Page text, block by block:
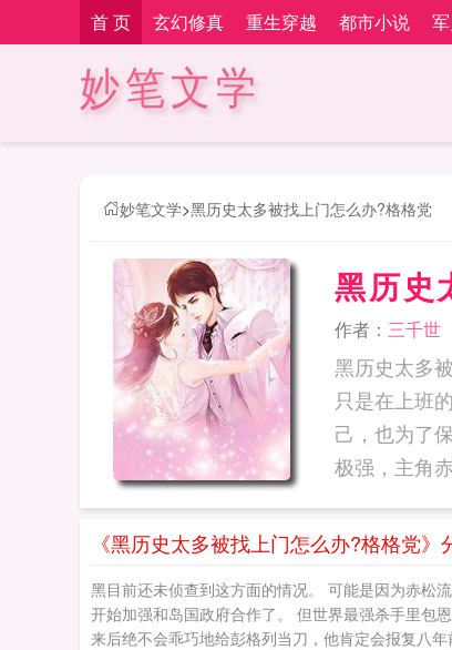
首 页 玄幻修真 重生穿越 都市小说
妙笔文学
妙笔文学>黑历史太多被找上门怎么办?格格党
黑历史
作者： 三千世
黑历史太多
只是在上班
己，也为了
极强，主角
《黑历史太多被找上门怎么办?格格党》
黑目前还未侦查到这方面的情况。 可能是因为赤松
开始加强和岛国政府合作了。 但世界最强杀手里包
来后绝不会乖巧地给彭格列当刀，他肯定会报复八